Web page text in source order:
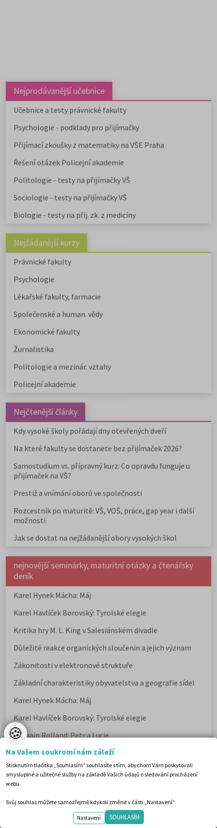
Nejprodávanější učebnice
Učebnice a testy právnické fakulty
Psychologie - podklady pro přijímačky
Přijímací zkoušky z matematiky na VŠE Praha
Řešení otázek Policejní akademie
Politologie - testy na přijímačky VŠ
Sociologie - testy na přijímačky VŠ
Biologie - testy na přij. zk. z medicíny
Nejžádanější kurzy
Právnické fakulty
Psychologie
Lékařské fakulty, farmacie
Společenské a human. vědy
Ekonomické fakulty
Žurnalistika
Politologie a mezinár. vztahy
Policejní akademie
Nejčtenější články
Kdy vysoké školy pořádají dny otevřených dveří
Na které fakulty se dostanete bez přijímaček 2026?
Samostudium vs. přípravný kurz: Co opravdu funguje u
přijímaček na VŠ?
Prestiž a vnímání oborů ve společnosti
Rozcestník po maturitě: VŠ, VOŠ, práce, gap year i další
možnosti
Jak se dostat na nejžádanější obory vysokých škol
nejnovější seminárky, maturitní otázky a čtenářsky
deník
Karel Hynek Mácha: Máj
Karel Havlíček Borovský: Tyrolské elegie
Kritika hry M. L. King v Salesiánském divadle
Důležité reakce organických sloučenin a jejich význam
Zákonitosti v elektronové struktuře
Základní charakteristiky obyvatelstva a geografie sídel
Karel Hynek Mácha: Máj
Karel Havlíček Borovský: Tyrolské elegie
Romain Rolland: Petr a Lucie
Newsletter
Zaregistrujte se a dostávejte nejlepší nabídky jako první.
🍪
Na Vašem soukromí nám záleží
Stisknutím tlačítka „Souhlasím“ souhlasíte s tím, abychom Vám poskytovali
smysluplné a užitečné služby na základě Vašich údajů o sledování procházení
webu.
Svůj souhlas můžete samozřejmě kdykoli změnit v části „Nastavení“.
Nastavení SOUHLASÍM